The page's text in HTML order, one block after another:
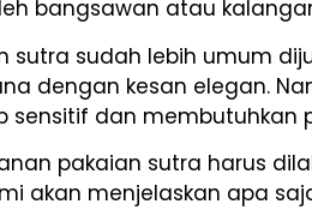
bangsawan atau
sutra sudah lebih umum
dengan kesan elegan.
sensitif dan membutuhkan
pakaian sutra harus
akan menjelaskan apa